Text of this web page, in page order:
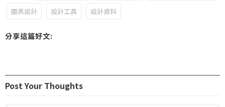
圖表設計
設計工具 設計資料
分享這篇好文:
Post Your Thoughts